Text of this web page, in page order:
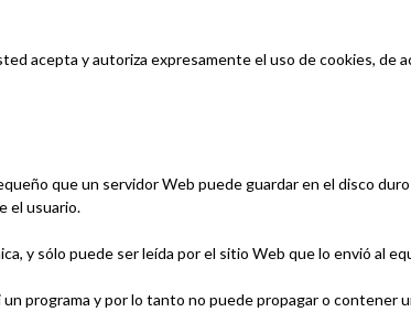
acepta y autoriza expresamente el uso de cookies, de
que un servidor Web puede guardar en el disco
el usuario.
y sólo puede ser leída por el sitio Web que lo envió al
programa y por lo tanto no puede propagar o contener